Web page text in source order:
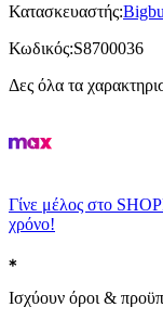
Κατασκευαστής:
Κωδικός:S8700036
Δες όλα τα
Γίνε μέλος στο
χρόνο!
Ισχύουν όροι &